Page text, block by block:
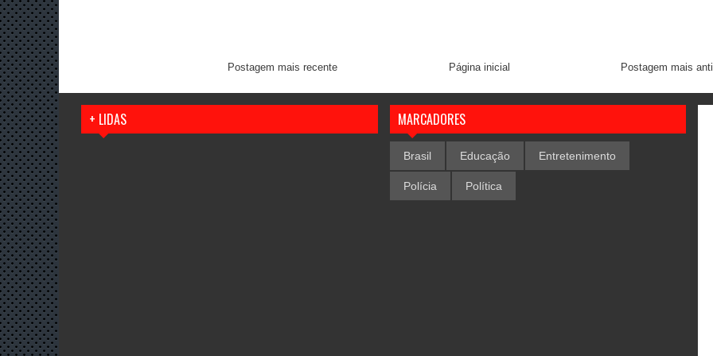
Postagem mais recente Postagem mais
Página inicial
+ LIDAS MARCADORES
Brasil Educação Entretenimento
Polícia Política